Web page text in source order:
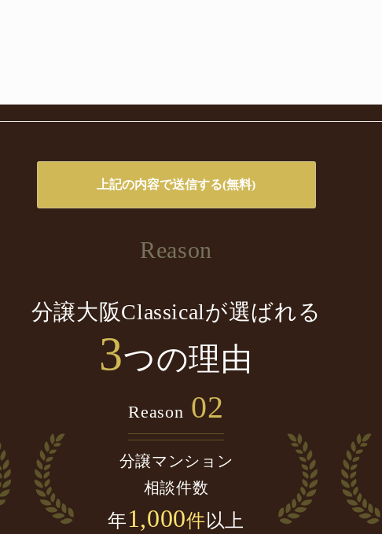
Reason
分譲大阪Classicalが選ばれる
3つの理由
Reason 02
分譲マンション
相談件数
年1,000件以上